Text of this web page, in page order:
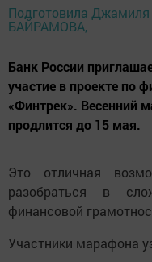
Подготовила Джамиля
БАЙРАМОВА,
Банк России
участие в проекте по
«Финтрек». Весенний
продлится до 15 мая.
Это отличная
разобраться в
финансовой
Участники марафона